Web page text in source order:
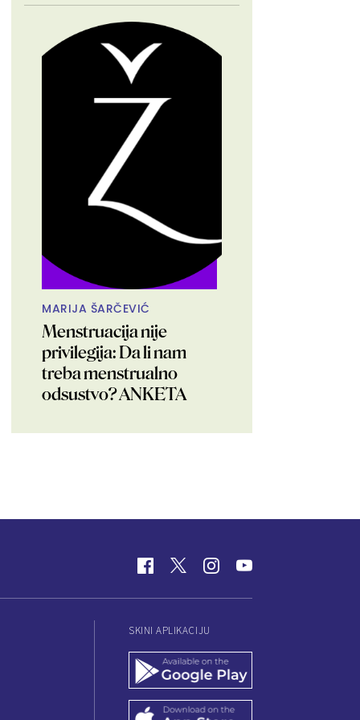
MARIJA ŠARČEVIĆ
Menstruacija nije
privilegija: Da li nam
treba menstrualno
odsustvo? ANKETA
SKINI APLIKACIJU